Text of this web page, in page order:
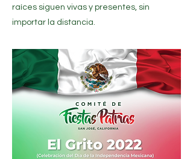
raíces siguen vivas y presentes, sin
importar la distancia.